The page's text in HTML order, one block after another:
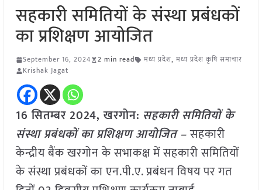
सहकारी समितियों के संस्था प्रबंधकों
का प्रशिक्षण आयोजित
September 16, 2024 2 min read मध्य प्रदेश, मध्य प्रदेश कृषि समाचार
Krishak Jagat
16 सितम्बर 2024, खरगोन: सहकारी समितियों के
संस्था प्रबंधकों का प्रशिक्षण आयोजित –सहकारी
केन्द्रीय बैंक खरगोन के सभाकक्ष में सहकारी समितियों
के संस्था प्रबंधकों का एन.पी.ए. प्रबंधन विषय पर गत